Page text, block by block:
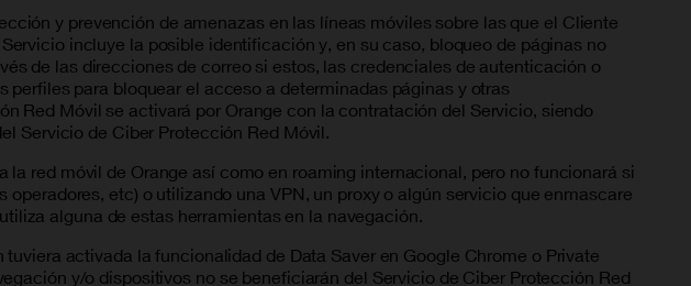
y prevención de amenazas en las líneas móviles sobre las que el Cliente
incluye la posible identificación y, en su caso, bloqueo de páginas no
de las direcciones de correo si estos, las credenciales de autenticación o
para bloquear el acceso a determinadas páginas y otras
Red Móvil se activará por Orange con la contratación del Servicio, siendo
Servicio de Ciber Protección Red Móvil.
red móvil de Orange así como en roaming internacional, pero no funcionará si
etc) o utilizando una VPN, un proxy o algún servicio que enmascare
alguna de estas herramientas en la navegación.
activada la funcionalidad de Data Saver en Google Chrome o Private
y/o dispositivos no se beneficiarán del Servicio de Ciber Protección Red